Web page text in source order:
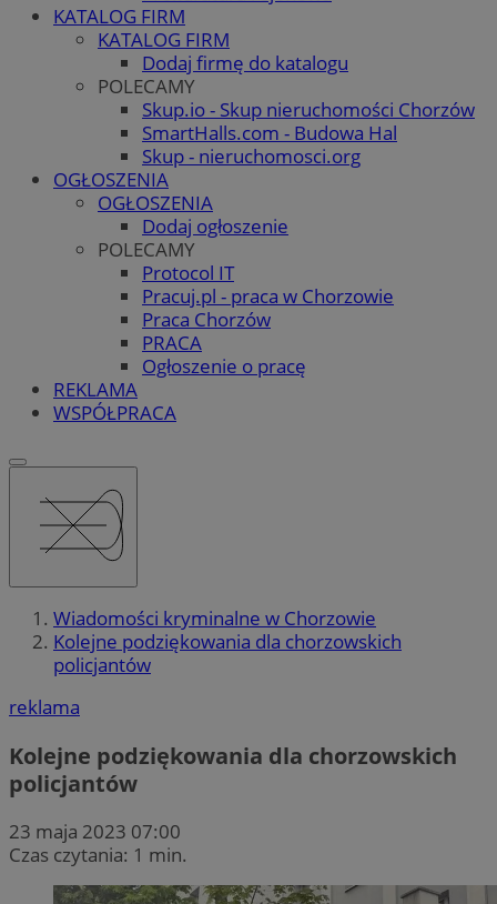
KATALOG FIRM
KATALOG FIRM
Dodaj firmę do katalogu
POLECAMY
Skup.io - Skup nieruchomości Chorzów
SmartHalls.com - Budowa Hal
Skup - nieruchomosci.org
OGŁOSZENIA
OGŁOSZENIA
Dodaj ogłoszenie
POLECAMY
Protocol IT
Pracuj.pl - praca w Chorzowie
Praca Chorzów
PRACA
Ogłoszenie o pracę
REKLAMA
WSPÓŁPRACA
Wiadomości kryminalne w Chorzowie
Kolejne podziękowania dla chorzowskich
policjantów
reklama
Kolejne podziękowania dla chorzowskich
policjantów
23 maja 2023 07:00
Czas czytania: 1 min.